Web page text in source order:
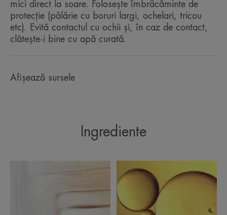
Rezistent la apă: protejează pielea de efectele
nocive ale soarelui chiar și atunci când înoți.
*Studiu clinic, efectuat pe 22 de subiecți, după o singură aplicare.
mici direct la soare. Folosește îmbrăcăminte de
protecție (pălărie cu boruri largi, ochelari, tricou
etc). Evită contactul cu ochii și, în caz de contact,
clătește-i bine cu apă curată.
Afișează sursele
Ingrediente